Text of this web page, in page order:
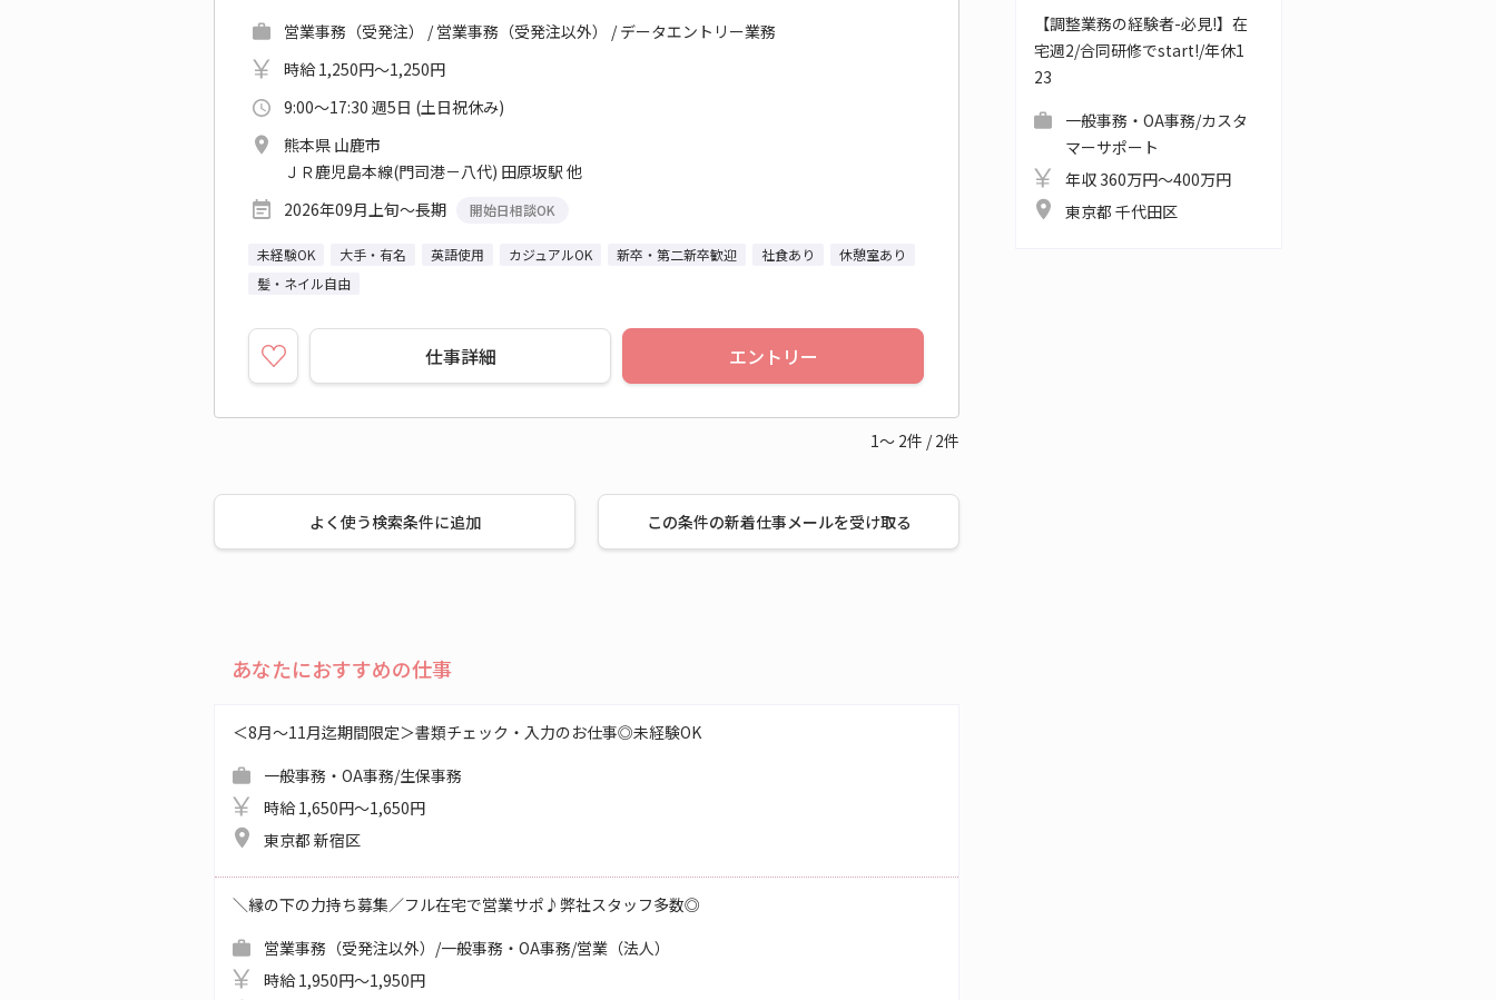
営業事務（受発注） / 営業事務（受発注以外） / データエントリー業務
時給 1,250円～1,250円
9:00～17:30 週5日 (土日祝休み)
熊本県 山鹿市
ＪＲ鹿児島本線(門司港－八代) 田原坂駅 他
2026年09月上旬～長期
開始日相談OK
未経験OK 大手・有名 英語使用 カジュアルOK 新卒・第二新卒歓迎 社食あり
休憩室あり
髪・ネイル自由
仕事詳細 エントリー
1～ 2件 / 2件
よく使う検索条件に追加 この条件の新着仕事メールを受け取る
あなたにおすすめの仕事
＜8月～11月迄期間限定＞書類チェック・入力のお仕事◎未経験OK
一般事務・OA事務/生保事務
時給 1,650円～1,650円
東京都 新宿区
＼縁の下の力持ち募集／フル在宅で営業サポ♪弊社スタッフ多数◎
営業事務（受発注以外）/一般事務・OA事務/営業（法人）
時給 1,950円～1,950円
【調整業務の経験者-必見!】在
宅週2/合同研修でstart!/年休1
23
一般事務・OA事務/カスタ
マーサポート
年収 360万円～400万円
東京都 千代田区